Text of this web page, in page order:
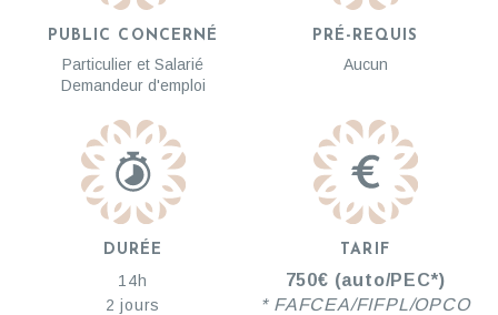
PUBLIC CONCERNÉ
Particulier et Salarié
Demandeur d'emploi
PRÉ-REQUIS
Aucun
DURÉE
14h
2 jours
TARIF
750€ (auto/PEC*)
* FAFCEA/FIFPL/OPCO